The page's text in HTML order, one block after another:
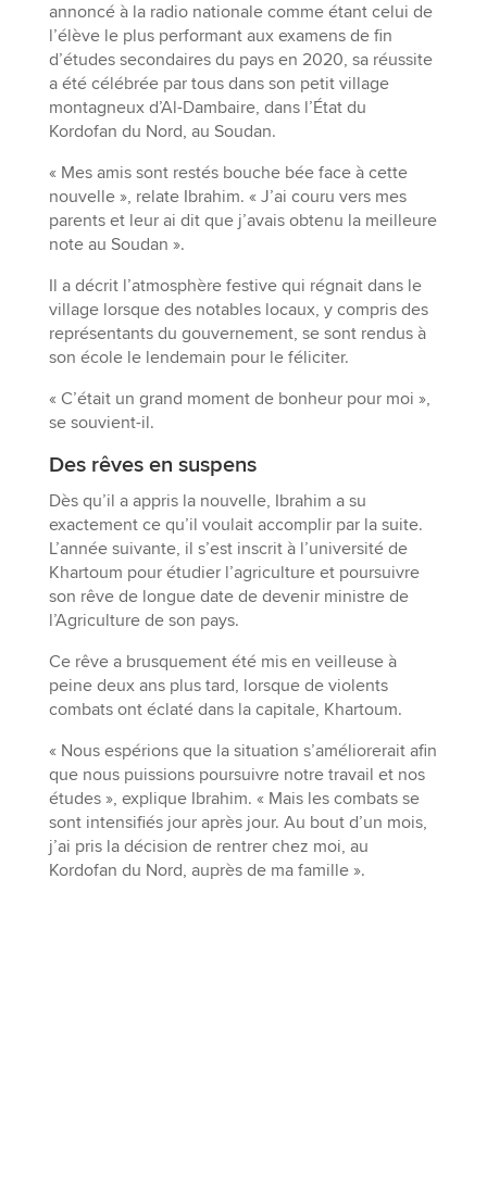
annoncé à la radio nationale comme étant celui de
l’élève le plus performant aux examens de fin
d’études secondaires du pays en 2020, sa réussite
a été célébrée par tous dans son petit village
montagneux d’Al-Dambaire, dans l’État du
Kordofan du Nord, au Soudan.
« Mes amis sont restés bouche bée face à cette
nouvelle », relate Ibrahim. « J’ai couru vers mes
parents et leur ai dit que j’avais obtenu la meilleure
note au Soudan ».
Il a décrit l’atmosphère festive qui régnait dans le
village lorsque des notables locaux, y compris des
représentants du gouvernement, se sont rendus à
son école le lendemain pour le féliciter.
« C’était un grand moment de bonheur pour moi »,
se souvient-il.
Des rêves en suspens
Dès qu’il a appris la nouvelle, Ibrahim a su
exactement ce qu’il voulait accomplir par la suite.
L’année suivante, il s’est inscrit à l’université de
Khartoum pour étudier l’agriculture et poursuivre
son rêve de longue date de devenir ministre de
l’Agriculture de son pays.
Ce rêve a brusquement été mis en veilleuse à
peine deux ans plus tard, lorsque de violents
combats ont éclaté dans la capitale, Khartoum.
« Nous espérions que la situation s’améliorerait afin
que nous puissions poursuivre notre travail et nos
études », explique Ibrahim. « Mais les combats se
sont intensifiés jour après jour. Au bout d’un mois,
j’ai pris la décision de rentrer chez moi, au
Kordofan du Nord, auprès de ma famille ».